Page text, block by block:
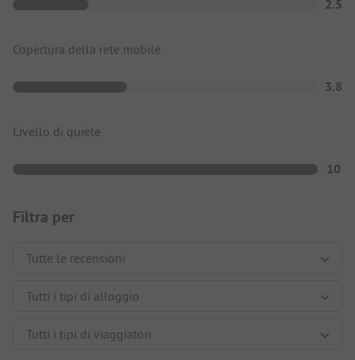
2.5
Copertura della rete mobile
3.8
Livello di quiete
10
Filtra per